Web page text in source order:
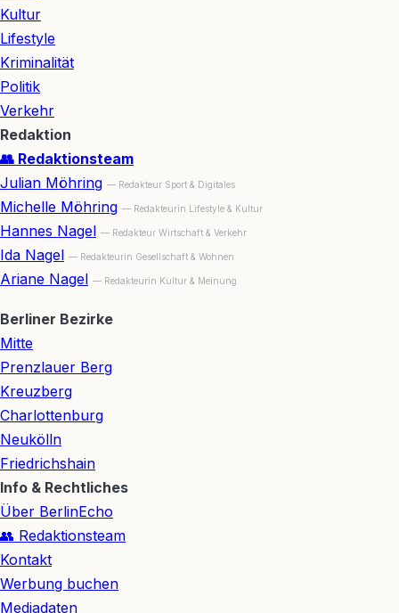
Kultur
Lifestyle
Kriminalität
Politik
Verkehr
Redaktion
👥 Redaktionsteam
Julian Möhring — Redakteur Sport & Digitales
Michelle Möhring — Redakteurin Lifestyle & Kultur
Hannes Nagel — Redakteur Wirtschaft & Verkehr
Ida Nagel — Redakteurin Gesellschaft & Wohnen
Ariane Nagel — Redakteurin Kultur & Meinung
Berliner Bezirke
Mitte
Prenzlauer Berg
Kreuzberg
Charlottenburg
Neukölln
Friedrichshain
Info & Rechtliches
Über BerlinEcho
👥 Redaktionsteam
Kontakt
Werbung buchen
Mediadaten